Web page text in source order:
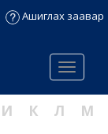
Ашиглах заавар
Menu
И К Л
М